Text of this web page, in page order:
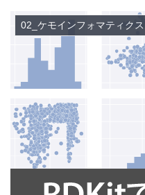
02_ケモインフォマティクス